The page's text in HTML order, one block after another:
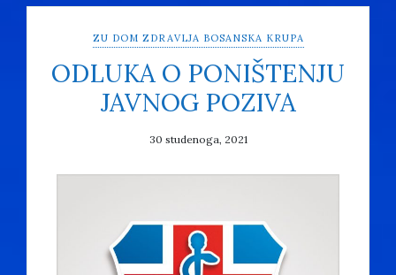
ZU DOM ZDRAVLJA BOSANSKA KRUPA
ODLUKA O PONIŠTENJU
JAVNOG POZIVA
30 studenoga, 2021